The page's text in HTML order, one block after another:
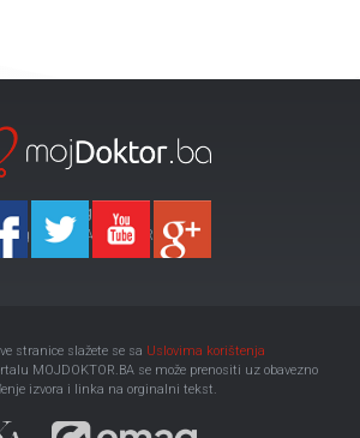
Ka-Agencija
2026 All Right Reserved
stranice slažete se sa Uslovima korištenja
MOJDOKTOR.BA se može prenositi uz obavezno
izvora i linka na orginalni tekst.